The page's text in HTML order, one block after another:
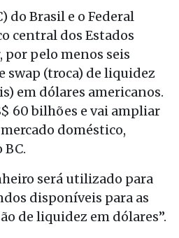
do Brasil e o Federal
central dos Estados
pelo menos seis
swap (troca) de liquidez
em dólares americanos.
60 bilhões e vai ampliar
doméstico,
será utilizado para
disponíveis para as
de liquidez em dólares”.